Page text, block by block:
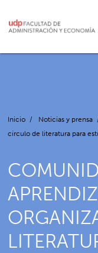
Inicio / Noticias y prensa
círculo de literatura para